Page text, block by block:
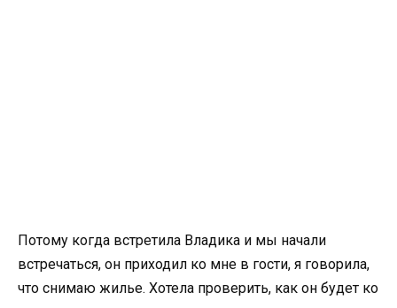
Потому когда встретила Владика и мы начали
встречаться, он приходил ко мне в гости, я говорила,
что снимаю жилье. Хотела проверить, как он будет ко